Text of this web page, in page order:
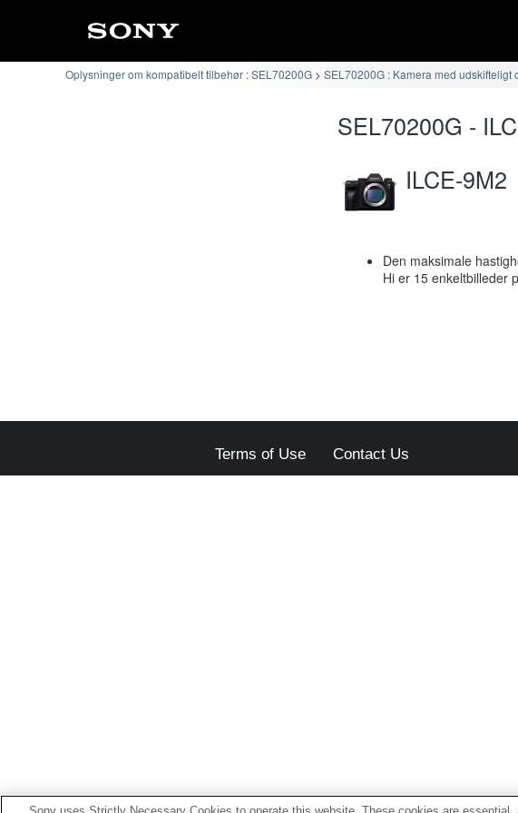
Oplysninger om kompatibelt tilbehør : SEL70200G SEL70200G : Kamera med udskifteligt
SEL70200G -
ILCE-9M2
Den maksimale
Hi er 15 enkeltbilleder
Terms of Use Contact Us